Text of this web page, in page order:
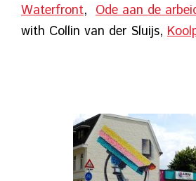
Waterfront, Ode aan de
with Collin van der Sluijs,